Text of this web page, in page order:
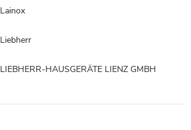
Lainox
Liebherr
LIEBHERR-HAUSGERÄTE LIENZ GMBH